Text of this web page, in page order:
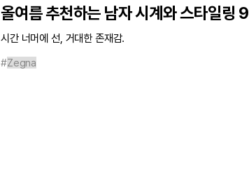
올여름 추천하는 남자 시계와 스타일링 9
시간 너머에 선, 거대한 존재감.
#Zegna